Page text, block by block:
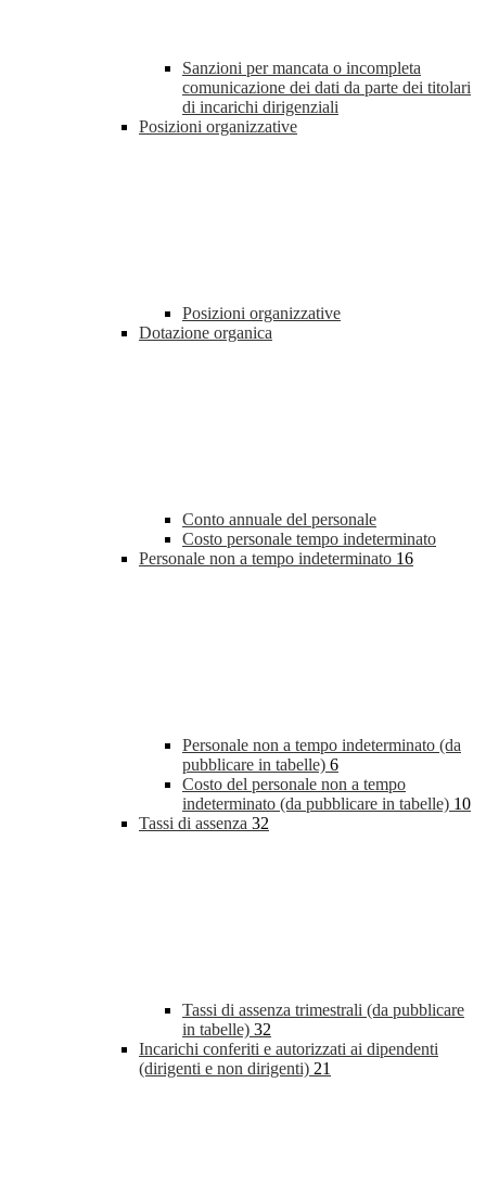
Sanzioni per mancata o incompleta
comunicazione dei dati da parte dei titolari
di incarichi dirigenziali
Posizioni organizzative
Posizioni organizzative
Dotazione organica
Conto annuale del personale
Costo personale tempo indeterminato
Personale non a tempo indeterminato 16
Personale non a tempo indeterminato (da
pubblicare in tabelle) 6
Costo del personale non a tempo
indeterminato (da pubblicare in tabelle) 10
Tassi di assenza 32
Tassi di assenza trimestrali (da pubblicare
in tabelle) 32
Incarichi conferiti e autorizzati ai dipendenti
(dirigenti e non dirigenti) 21